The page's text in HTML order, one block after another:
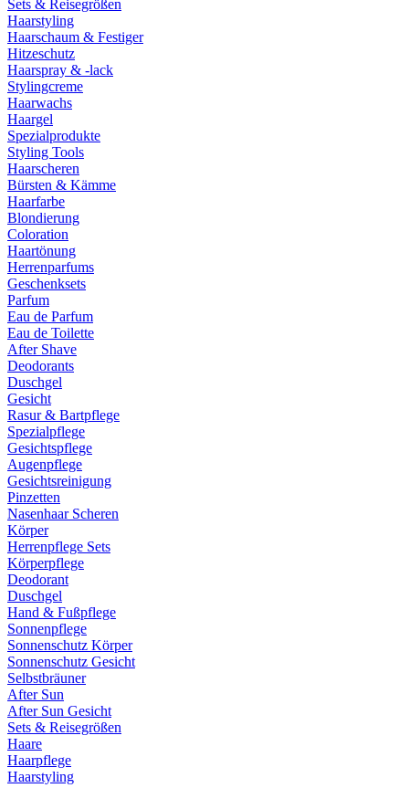
Sets & Reisegrößen
Haarstyling
Haarschaum & Festiger
Hitzeschutz
Haarspray & -lack
Stylingcreme
Haarwachs
Haargel
Spezialprodukte
Styling Tools
Haarscheren
Bürsten & Kämme
Haarfarbe
Blondierung
Coloration
Haartönung
Herrenparfums
Geschenksets
Parfum
Eau de Parfum
Eau de Toilette
After Shave
Deodorants
Duschgel
Gesicht
Rasur & Bartpflege
Spezialpflege
Gesichtspflege
Augenpflege
Gesichtsreinigung
Pinzetten
Nasenhaar Scheren
Körper
Herrenpflege Sets
Körperpflege
Deodorant
Duschgel
Hand & Fußpflege
Sonnenpflege
Sonnenschutz Körper
Sonnenschutz Gesicht
Selbstbräuner
After Sun
After Sun Gesicht
Sets & Reisegrößen
Haare
Haarpflege
Haarstyling